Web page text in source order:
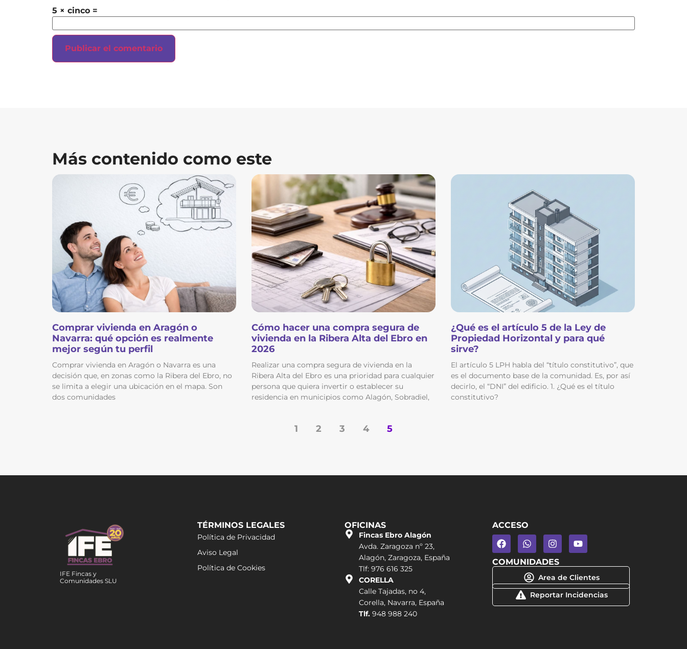
5 × cinco =
Más contenido como este
Comprar vivienda en Aragón o
Navarra: qué opción es realmente
mejor según tu perfil
Comprar vivienda en Aragón o Navarra es una
decisión que, en zonas como la Ribera del Ebro, no
se limita a elegir una ubicación en el mapa. Son
dos comunidades
Cómo hacer una compra segura de
vivienda en la Ribera Alta del Ebro en
2026
Realizar una compra segura de vivienda en la
Ribera Alta del Ebro es una prioridad para cualquier
persona que quiera invertir o establecer su
residencia en municipios como Alagón, Sobradiel,
¿Qué es el artículo 5 de la Ley de
Propiedad Horizontal y para qué
sirve?
El artículo 5 LPH habla del “título constitutivo”, que
es el documento base de la comunidad. Es, por así
decirlo, el “DNI” del edificio. 1. ¿Qué es el título
constitutivo?
1 2 3 4 5
IFE Fincas y
Comunidades SLU
TÉRMINOS LEGALES
Política de Privacidad
Aviso Legal
Política de Cookies
OFICINAS
Fincas Ebro Alagón
Avda. Zaragoza nº 23,
Alagón, Zaragoza, España
Tlf: 976 616 325
CORELLA
Calle Tajadas, no 4,
Corella, Navarra, España
Tlf. 948 988 240
ACCESO
COMUNIDADES
Area de Clientes
Reportar Incidencias